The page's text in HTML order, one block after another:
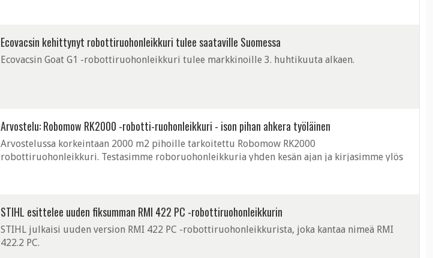
Ecovacsin kehittynyt robottiruohonleikkuri tulee saataville Suomessa
Ecovacsin Goat G1 -robottiruohonleikkuri tulee markkinoille 3. huhtikuuta alkaen.
Arvostelu: Robomow RK2000 -robotti-ruohonleikkuri - ison pihan ahkera työläinen
Arvostelussa korkeintaan 2000 m2 pihoille tarkoitettu Robomow RK2000
robottiruohonleikkuri. Testasimme roboruohonleikkuria yhden kesän ajan ja kirjasimme ylös
STIHL esittelee uuden fiksumman RMI 422 PC -robottiruohonleikkurin
STIHL julkaisi uuden version RMI 422 PC -robottiruohonleikkurista, joka kantaa nimeä RMI
422.2 PC.